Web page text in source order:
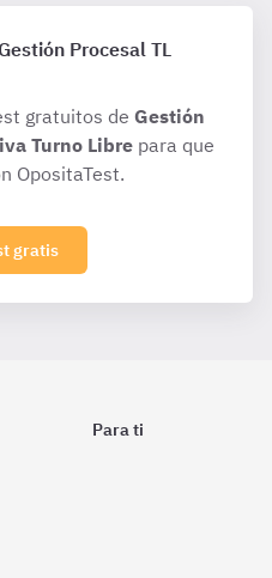
Procesal TL
gratuitos de Gestión
Turno Libre para que
OpositaTest.
gratis
Para ti